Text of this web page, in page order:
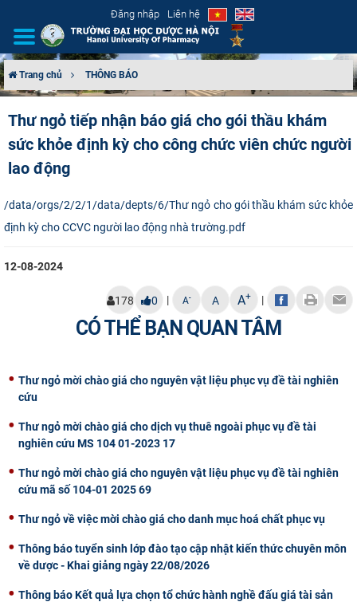
Đăng nhập Liên hệ
CƠ CẤU TỔ CHỨC
TUYỂN SINH
ĐÀO TẠO
ĐẢM BẢO CHẤT LƯỢNG
KHOA HỌC CÔNG NGHỆ
CỰU NGƯỜI HỌC
Trang chủ THÔNG BÁO
Thư ngỏ tiếp nhận báo giá cho gói thầu khám
sức khỏe định kỳ cho công chức viên chức người
lao động
/data/orgs/2/2/1/data/depts/6/Thư ngỏ cho gói thầu khám sức khỏe
định kỳ cho CCVC người lao động nhà trường.pdf
12-08-2024
178 0 | A- A A+ |
CÓ THỂ BẠN QUAN TÂM
Thư ngỏ mời chào giá cho nguyên vật liệu phục vụ đề tài nghiên
cứu
Thư ngỏ mời chào giá cho dịch vụ thuê ngoài phục vụ đề tài
nghiên cứu MS 104 01-2023 17
Thư ngỏ mời chào giá cho nguyên vật liệu phục vụ đề tài nghiên
cứu mã số 104-01 2025 69
Thư ngỏ về việc mời chào giá cho danh mục hoá chất phục vụ
Thông báo tuyển sinh lớp đào tạo cập nhật kiến thức chuyên môn
về dược - Khai giảng ngày 22/08/2026
Thông báo Kết quả lựa chọn tổ chức hành nghề đấu giá tài sản